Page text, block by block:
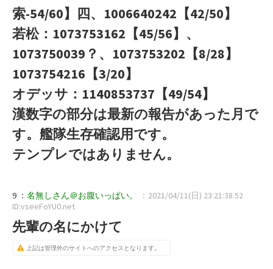
索-54/60】四、1006640242【42/50】
若松：1073753162【45/56】、
1073750039？、1073753202【8/28】
1073754216【3/20】
オデッサ：1140853737【49/54】
漢数字の部分は最新の報告があった月で
す。艦隊生存確認用です。
テンプレではありません。
9 ： 名無しさん＠お腹いっぱい。
：2021/04/11(日) 23:21:38.52
ID:vseeFoYU0.net
先輩の名にかけて
上記は管理外のサイトへのアクセスとなります。